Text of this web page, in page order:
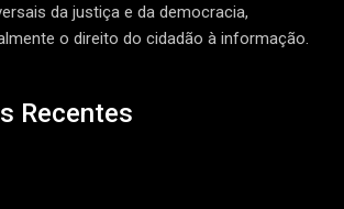
da justiça e da democracia,
o direito do cidadão à informação.
Recentes